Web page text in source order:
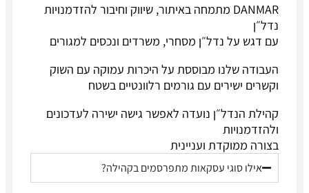
DANMAR מתמחה באיתור, שיווק וחיבור להזדמנויות
נדל״ן
עם דגש על נדל״ן מסחרי, משרדים ונכסים למגורים
העבודה שלנו מבוססת על היכרות עמוקה עם השוק
וקשרים ישירים עם גורמים רלוונטיים בשטח
קהילת הנדל״ן נועדה לאפשר גישה ישירה לעדכונים
ולהזדמנויות
בצורה ממוקדת ועניינית
אילו סוגי עסקאות מתפרסמים בקהילה?